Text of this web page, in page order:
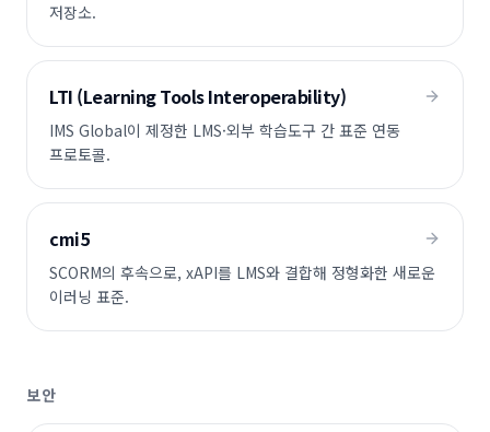
저장소.
LTI (Learning Tools Interoperability)
IMS Global이 제정한 LMS·외부 학습도구 간 표준 연동
프로토콜.
cmi5
SCORM의 후속으로, xAPI를 LMS와 결합해 정형화한 새로운
이러닝 표준.
보안